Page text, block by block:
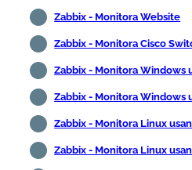
Zabbix - Monitora Website
Zabbix - Monitora Cisco
Zabbix - Monitora Windows
Zabbix - Monitora Windows
Zabbix - Monitora Linux
Zabbix - Monitora Linux